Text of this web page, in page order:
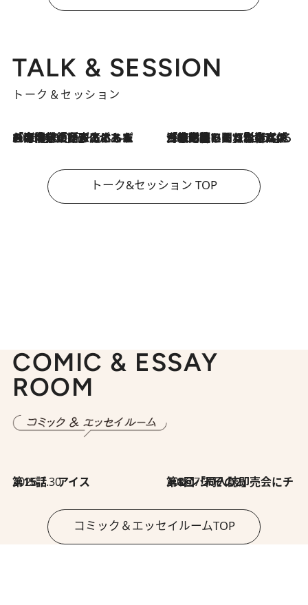
TALK & SESSION
トーク＆セッション
2026.8.3
「今後値上げがあるとすれば…」「リスクがあるのは今年の冬」エネルギー専門家が語る、ホルムズ海峡封鎖が家庭にもたらす“ある心配” 2026.8.3
「住宅建てられない…」「サーチャージ料の高値が続いている」ホルムズ海峡封鎖による影響はいつまで続く？《エネルギー専門家に聞く“どうなる日本の暮らし”》
トーク&セッション TOP
COMIC & ESSAY
ROOM
2026.7.30
第15話 アイス 2026.7.30
第8回「同人誌即売会にチャレンジ その2」
コミック＆エッセイルームTOP